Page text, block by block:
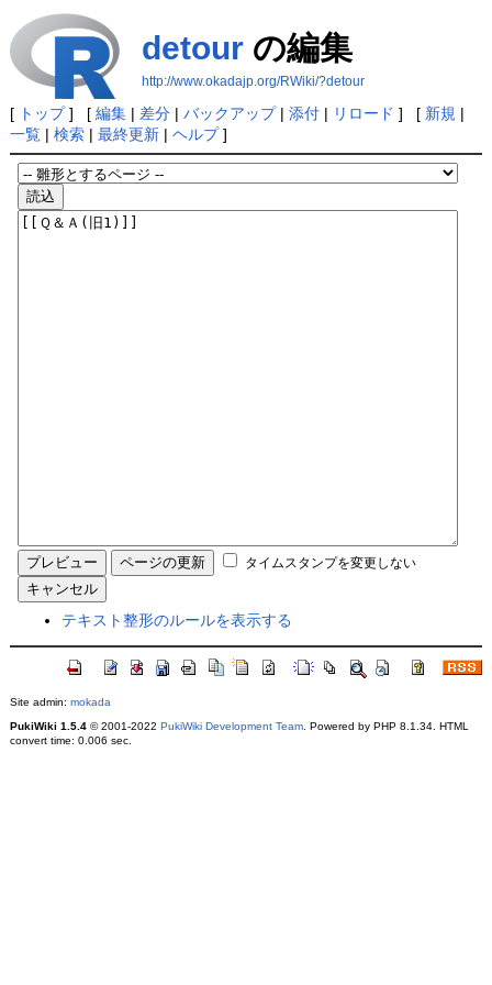
detourの編集
http://www.okadajp.org/RWiki/?detour
[ トップ] [ 編集| 差分| バックアップ| 添付| リロード ] [ 新規 |
一覧| 検索| 最終更新| ヘルプ]
タイムスタンプを変更しない
テキスト整形のルールを表示する
Site admin: mokada
PukiWiki 1.5.4© 2001-2022 PukiWiki Development Team. Powered by PHP 8.1.34. HTML
convert time: 0.006 sec.